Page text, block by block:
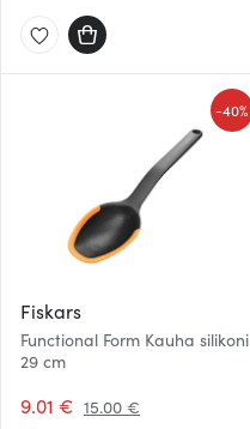
Fiskars
Functional Form Kauha silikoni
29 cm
9.01 € 15.00 €
-40%